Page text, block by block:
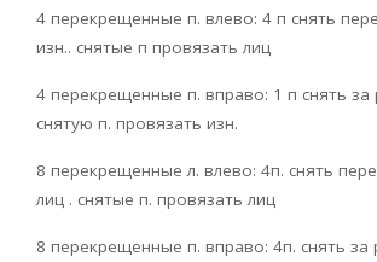
4 перекрещенные п. влево: 4 п снять
изн.. снятые п провязать лиц
4 перекрещенные п. вправо: 1 п снять за
снятую п. провязать изн.
8 перекрещенные л. влево: 4п. снять
лиц . снятые п. провязать лиц
8 перекрещенные п. вправо: 4п. снять за